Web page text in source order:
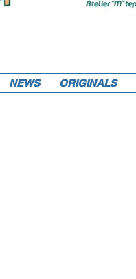
NEWS ORIGINALS